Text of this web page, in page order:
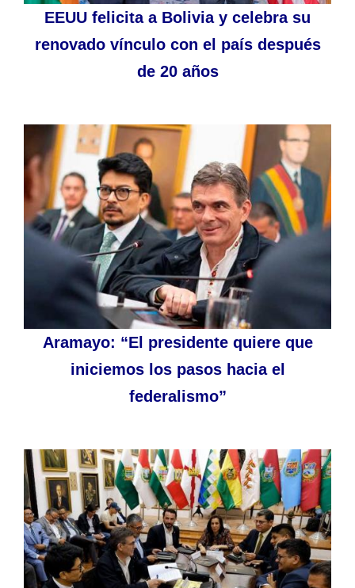
EEUU felicita a Bolivia y celebra su
renovado vínculo con el país después
de 20 años
Aramayo: “El presidente quiere que
iniciemos los pasos hacia el
federalismo”